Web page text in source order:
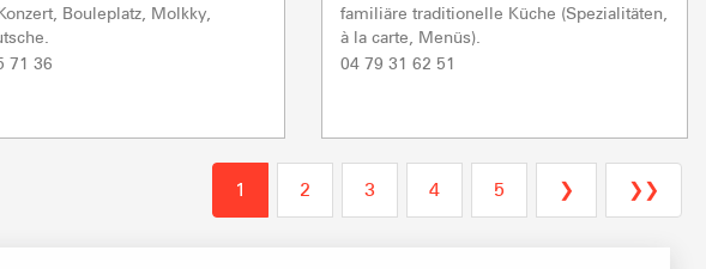
UNSERE SKIGEBIETE
FRANÇOIS PLACE –
IN DER FAMILIE
Bouleplatz, Molkky,
71 36
familiäre traditionelle Küche (Spezialitäten,
à la carte, Menüs).
04 79 31 62 51
1 2 3 4 5 ❯ ❯❯